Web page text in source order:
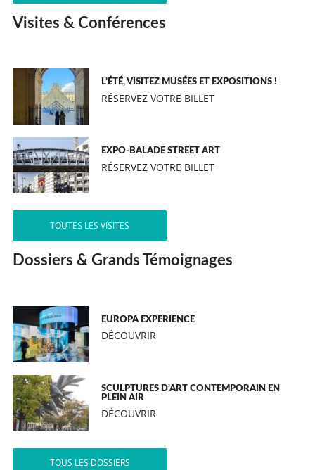
Visites & Conférences
L’ÉTÉ, VISITEZ MUSÉES ET EXPOSITIONS !
RÉSERVEZ VOTRE BILLET
EXPO-BALADE STREET ART
RÉSERVEZ VOTRE BILLET
TOUTES LES VISITES
Dossiers & Grands Témoignages
EUROPA EXPERIENCE
DÉCOUVRIR
SCULPTURES D’ART CONTEMPORAIN EN
PLEIN AIR
DÉCOUVRIR
TOUS LES DOSSIERS